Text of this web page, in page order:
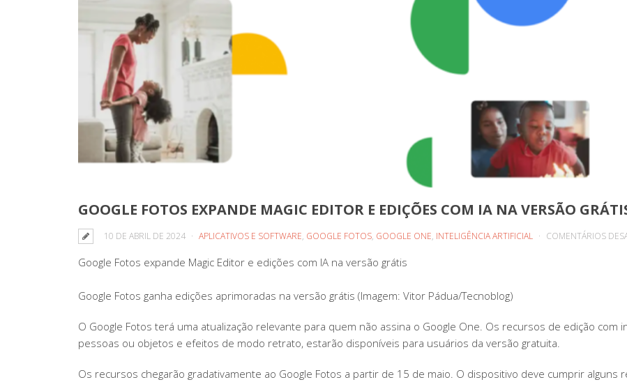
GOOGLE FOTOS EXPANDE MAGIC EDITOR E EDIÇÕES COM IA NA VERSÃO
10 DE ABRIL DE 2024 APLICATIVOS E SOFTWARE, GOOGLE FOTOS, GOOGLE ONE, INTELIGÊNCIA ARTIFICIAL COMENTÁRIOS
Google Fotos expande Magic Editor e edições com IA na versão grátis
Google Fotos ganha edições aprimoradas na versão grátis (Imagem: Vitor Pádua/Tecnoblog)
O Google Fotos terá uma atualização relevante para quem não assina o Google One. Os recursos de edição com
pessoas ou objetos e efeitos de modo retrato, estarão disponíveis para usuários da versão gratuita.
Os recursos chegarão gradativamente ao Google Fotos a partir de 15 de maio. O dispositivo deve cumprir